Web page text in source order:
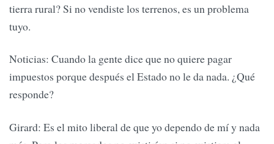
tierra rural? Si no vendiste los terrenos, es un problema
tuyo.
Noticias: Cuando la gente dice que no quiere pagar
impuestos porque después el Estado no le da nada. ¿Qué
responde?
Girard: Es el mito liberal de que yo dependo de mí y nada